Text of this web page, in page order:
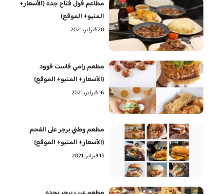
مطاعم فول فتاح جده (الأسعار+
المنيو+ الموقع)
20 فبراير، 2021
مطعم رامي فاست فوود
(الأسعار+ المنيو+ الموقع)
16 فبراير، 2021
مطعم وطني برجر على الفحم
(الأسعار+ المنيو+ الموقع)
15 فبراير، 2021